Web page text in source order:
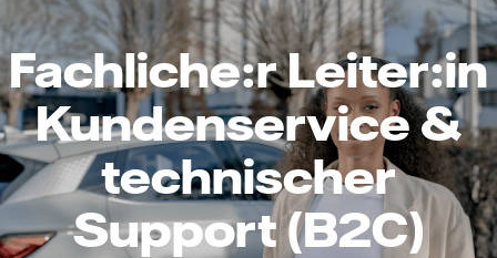
Fachliche:r Leiter:in
Kundenservice &
technischer
Support (B2C)